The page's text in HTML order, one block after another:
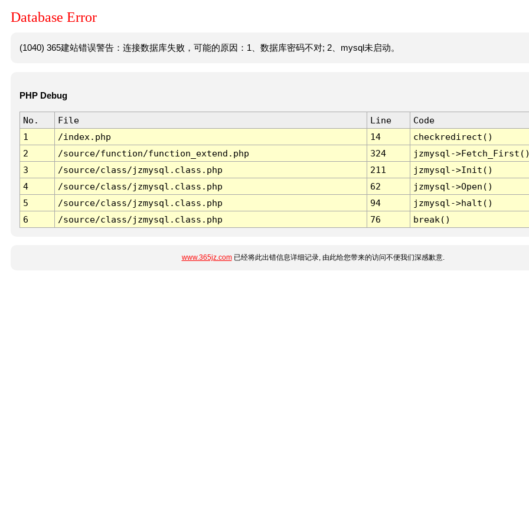
Database Error
(1040) 365建站错误警告：连接数据库失败，可能的原因：1、数据库密码不对; 2、mysql未启动。
PHP Debug
No. File Line
Code
1
/index.php 14
checkredirect()
2
/source/function/function_extend.php 324
jzmysql-
3
/source/class/jzmysql.class.php 211
jzmysql->Init()
4
/source/class/jzmysql.class.php 62
jzmysql->Open()
5
/source/class/jzmysql.class.php 94
jzmysql->halt()
6
/source/class/jzmysql.class.php 76 break()
www.365jz.com已经将此出错信息详细记录, 由此给您带来的访问不便我们深感歉意.